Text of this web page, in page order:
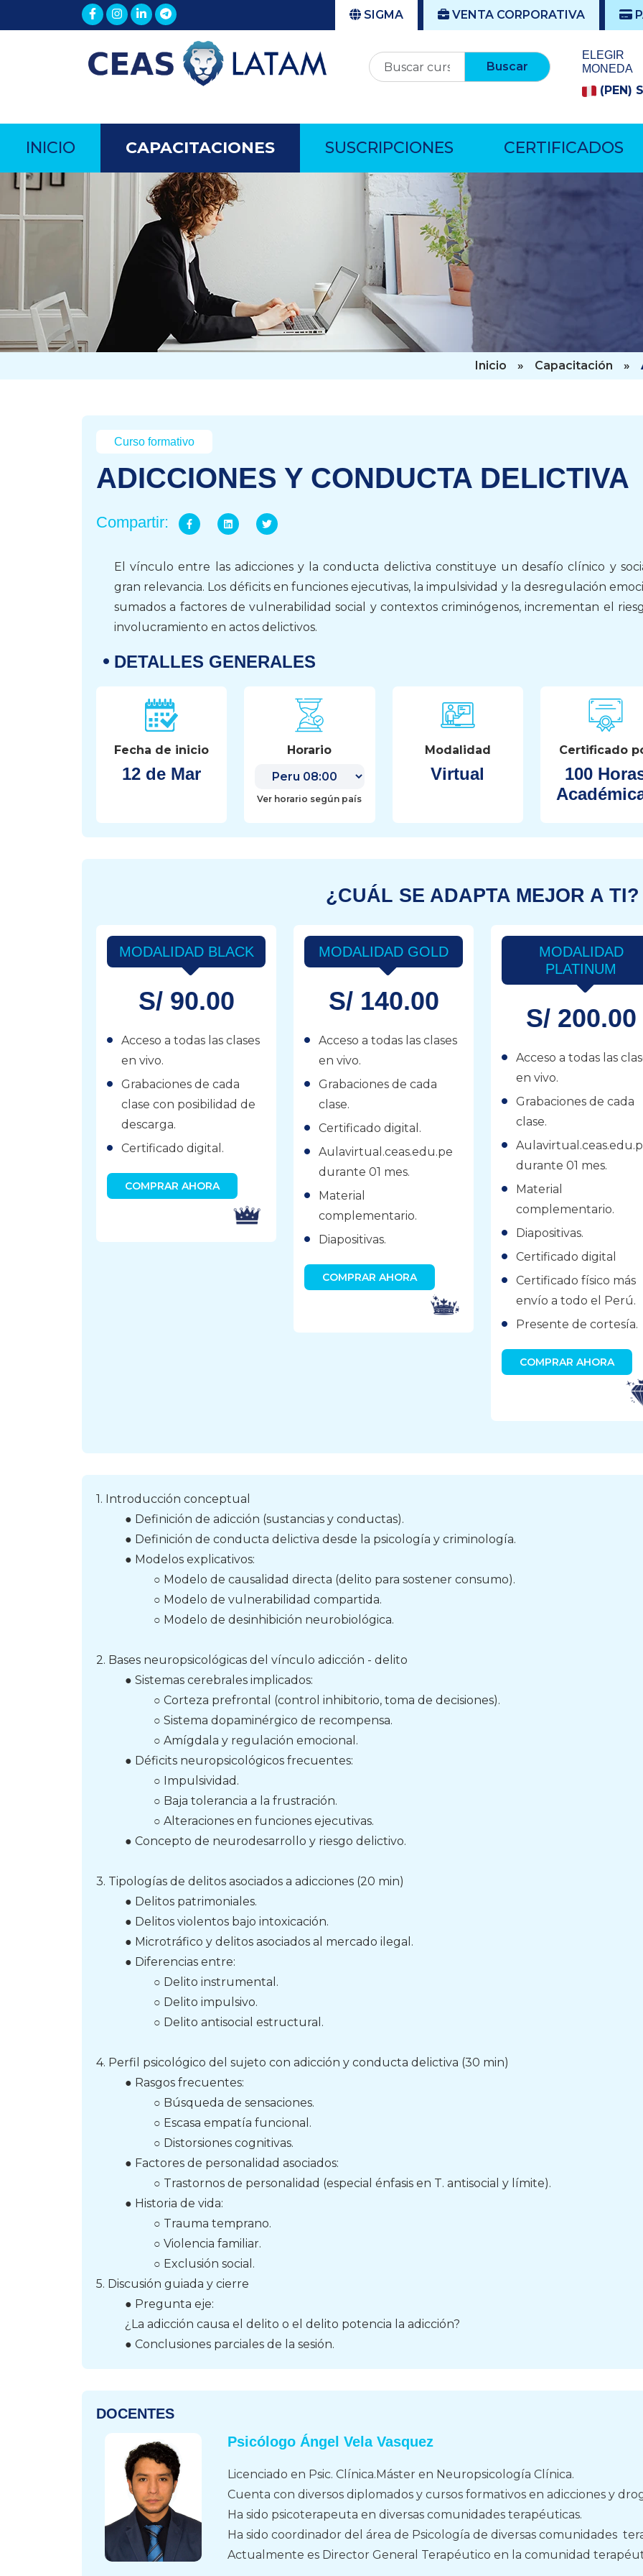
SIGMA VENTA CORPORATIVA
Buscar
ELEGIR
MONEDA
(PEN)
INICIO CAPACITACIONES SUSCRIPCIONES CERTIFICADOS
Inicio » Capacitación »
Curso formativo
ADICCIONES Y CONDUCTA DELICTIVA
Compartir:
El vínculo entre las adicciones y la conducta delictiva constituye un desafío clínico y
gran relevancia. Los déficits en funciones ejecutivas, la impulsividad y la desregulación
sumados a factores de vulnerabilidad social y contextos criminógenos, incrementan el
involucramiento en actos delictivos.
DETALLES GENERALES
Fecha de inicio
12 de Mar
Horario
Ver horario según país
Modalidad
Virtual
Certificado
100
¿CUÁL SE ADAPTA MEJOR A TI?
MODALIDAD BLACK
S/ 90.00
Acceso a todas las clases
en vivo.
Grabaciones de cada
clase con posibilidad de
descarga.
Certificado digital.
COMPRAR AHORA
MODALIDAD GOLD
S/ 140.00
Acceso a todas las clases
en vivo.
Grabaciones de cada
clase.
Certificado digital.
Aulavirtual.ceas.edu.pe
durante 01 mes.
Material
complementario.
Diapositivas.
COMPRAR AHORA
MODALIDAD
PLATINUM
S/ 200.00
Acceso a todas las
en vivo.
Grabaciones de cada
clase.
durante 01 mes.
Material
complementario.
Diapositivas.
Certificado digital
Certificado físico más
envío a todo el Perú.
Presente de cortesía.
COMPRAR AHORA
1. Introducción conceptual
● Definición de adicción (sustancias y conductas).
● Definición de conducta delictiva desde la psicología y criminología.
● Modelos explicativos:
○ Modelo de causalidad directa (delito para sostener consumo).
○ Modelo de vulnerabilidad compartida.
○ Modelo de desinhibición neurobiológica.
2. Bases neuropsicológicas del vínculo adicción - delito
● Sistemas cerebrales implicados:
○ Corteza prefrontal (control inhibitorio, toma de decisiones).
○ Sistema dopaminérgico de recompensa.
○ Amígdala y regulación emocional.
● Déficits neuropsicológicos frecuentes:
○ Impulsividad.
○ Baja tolerancia a la frustración.
○ Alteraciones en funciones ejecutivas.
● Concepto de neurodesarrollo y riesgo delictivo.
3. Tipologías de delitos asociados a adicciones (20 min)
● Delitos patrimoniales.
● Delitos violentos bajo intoxicación.
● Microtráfico y delitos asociados al mercado ilegal.
● Diferencias entre:
○ Delito instrumental.
○ Delito impulsivo.
○ Delito antisocial estructural.
4. Perfil psicológico del sujeto con adicción y conducta delictiva (30 min)
● Rasgos frecuentes:
○ Búsqueda de sensaciones.
○ Escasa empatía funcional.
○ Distorsiones cognitivas.
● Factores de personalidad asociados:
○ Trastornos de personalidad (especial énfasis en T. antisocial y límite).
● Historia de vida:
○ Trauma temprano.
○ Violencia familiar.
○ Exclusión social.
5. Discusión guiada y cierre
● Pregunta eje:
¿La adicción causa el delito o el delito potencia la adicción?
● Conclusiones parciales de la sesión.
DOCENTES
Psicólogo Ángel Vela Vasquez
Licenciado en Psic. Clínica.Máster en Neuropsicología Clínica.
Cuenta con diversos diplomados y cursos formativos en adicciones y
Ha sido psicoterapeuta en diversas comunidades terapéuticas.
Ha sido coordinador del área de Psicología de diversas comunidades
Actualmente es Director General Terapéutico en la comunidad